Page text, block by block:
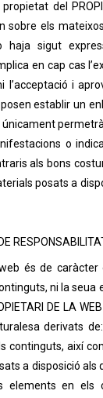
del
sobre els
sigut
en cap cas
l’acceptació i
establir un
únicament
o
als bons
posats a
és de
ni la
DE LA
derivats
continguts, així
a disposició als
elements en